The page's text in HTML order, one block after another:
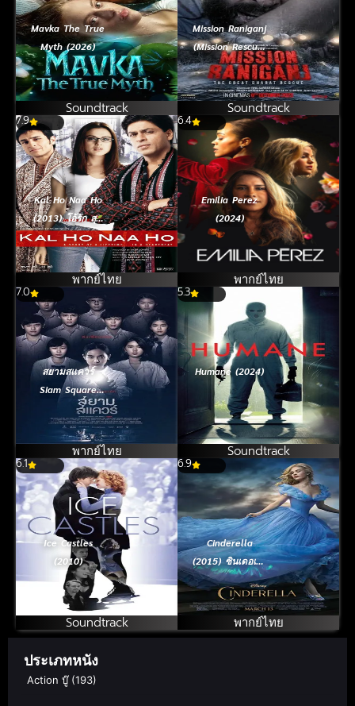
Mavka The True
Myth (2026)
Soundtrack
Mission Raniganj
(Mission Rescue)
(2023) กู้ภัย
เหมืองนรก
Soundtrack
7.9
Kal Ho Naa Ho
(2013) โอ้รัก สุด
ชีวิต
พากย์ไทย
6.4
Emilia Perez
(2024)
พากย์ไทย
7.0
สยามสแควร์
Siam Square
(2017)
พากย์ไทย
5.3
Humane (2024)
Soundtrack
6.1
Ice Castles
(2010)
Soundtrack
6.9
Cinderella
(2015) ซินเดอเรล
ล่า
พากย์ไทย
ประเภทหนัง
Action บู๊(193)